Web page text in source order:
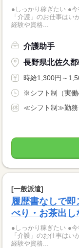
●しっかり稼ぎたい ●今後
「介護」のお仕事はいかがでしょうか
経験や資格...
介護助手
長野県北佐久
時給1,300円～
※シフト制（実
≪シフト制≫勤務
[一般派遣]
履歴書なしで
べり・お茶出し
●しっかり稼ぎたい ●今後
「介護」のお仕事はいかがでしょうか
経験や資格...